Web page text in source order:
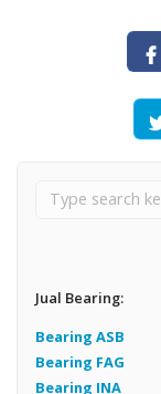
Jual Bearing:
Bearing ASB
Bearing FAG
Bearing INA